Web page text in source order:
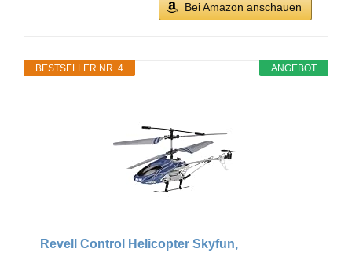
Bei Amazon anschauen
ANGEBOT
BESTSELLER NR. 4
Revell Control Helicopter Skyfun,